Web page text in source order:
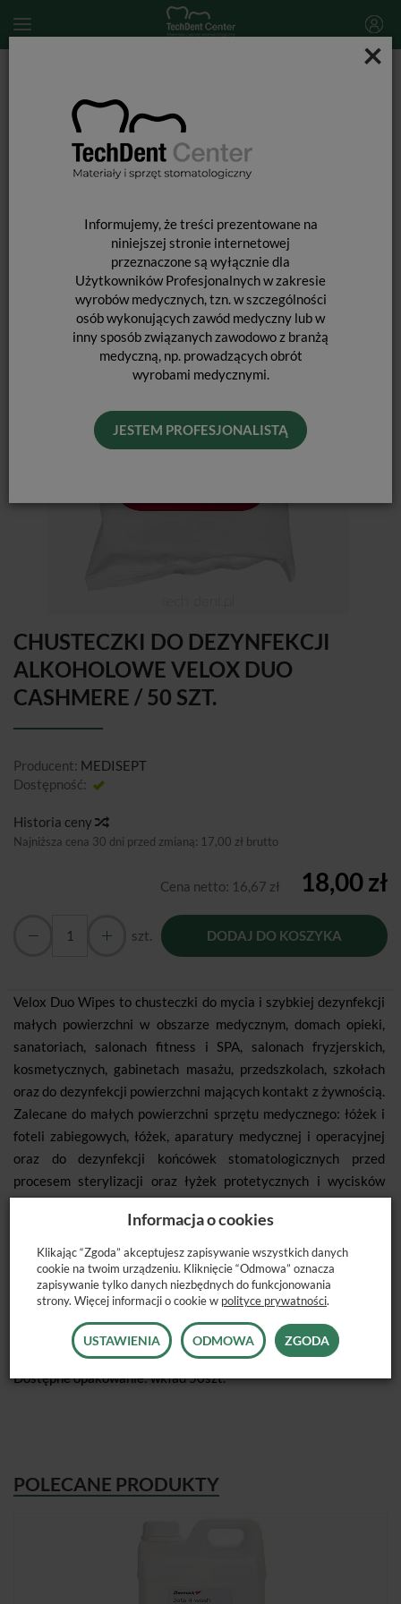
×
Informujemy, że treści prezentowane na
niniejszej stronie internetowej
przeznaczone są wyłącznie dla
Użytkowników Profesjonalnych w zakresie
wyrobów medycznych, tzn. w szczególności
osób wykonujących zawód medyczny lub w
inny sposób związanych zawodowo z branżą
medyczną, np. prowadzących obrót
wyrobami medycznymi.
JESTEM PROFESJONALISTĄ
CHUSTECZKI DO DEZYNFEKCJI
ALKOHOLOWE VELOX DUO
CASHMERE / 50 SZT.
Producent: MEDISEPT
Dostępność:
Historia ceny
Najniższa cena 30 dni przed zmianą: 17,00 zł brutto
Cena netto: 16,67 zł 18,00 zł
szt. DODAJ DO KOSZYKA
Velox Duo Wipes to chusteczki do mycia i szybkiej dezynfekcji
małych powierzchni w obszarze medycznym, domach opieki,
sanatoriach, salonach fitness i SPA, salonach fryzjerskich,
kosmetycznych, gabinetach masażu, przedszkolach, szkołach
oraz do dezynfekcji powierzchni mających kontakt z żywnością.
Zalecane do małych powierzchni sprzętu medycznego: łóżek i
foteli zabiegowych, łóżek, aparatury medycznej i operacyjnej
oraz do dezynfekcji końcówek stomatologicznych przed
procesem sterylizacji oraz łyżek protetycznych i wycisków
silikonowych.
grzyby drożdżopodobne, prątki gruźlicy, wirusy osłonkowe (w
tym Vaccinia, BVDV, SARS-Cov-2, HIV, HBV, HCV) oraz
rotawirusy i norowirusy.
Wymiary: 19 x 15 cm
Dostępne opakowanie: wkład 50szt.
POLECANE PRODUKTY
Informacja o cookies
Klikając “Zgoda” akceptujesz zapisywanie wszystkich danych
cookie na twoim urządzeniu. Kliknięcie “Odmowa” oznacza
zapisywanie tylko danych niezbędnych do funkcjonowania
strony. Więcej informacji o cookie w polityce prywatności.
USTAWIENIA ODMOWA ZGODA